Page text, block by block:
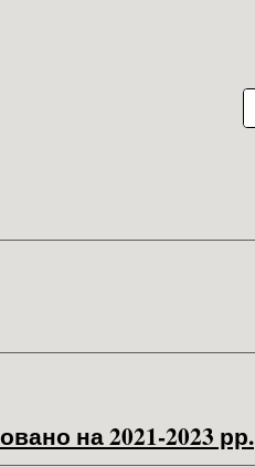
на 2021-2023 рр.